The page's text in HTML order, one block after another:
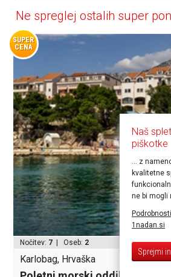
Ne spreglej ostalih super
SUPER
CENA
Nočitev: 7 | Oseb: 2
Karlobag, Hrvaška
Naš
piškotke
... z
kvalitetne
ne bi mogli
1nadan.si
Sprejmi